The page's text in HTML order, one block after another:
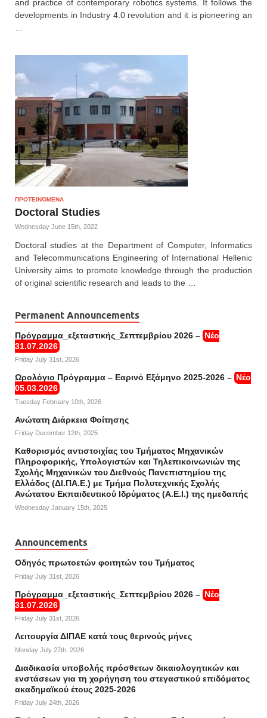
and practice of contemporary robotics systems. It follows the
developments in Industry 4.0 revolution and it is pioneering an
…
ΠΡΟΤΕΙΝΌΜΕΝΑ
Doctoral Studies
Wednesday June 15th, 2022
Doctoral studies at the Department of Computer, Informatics
and Telecommunications Engineering of International Hellenic
University aims to promote knowledge through the production
of original scientific research and leads to the …
Permanent Announcements
Πρόγραμμα_εξεταστικής_Σεπτεμβρίου 2026 – Νέο
31.07.2026
Friday July 31st, 2026
Ωρολόγιο Πρόγραμμα – Εαρινό Εξάμηνο 2025-2026 – Νέο
05.03.2026
Tuesday February 10th, 2026
Ανώτατη Διάρκεια Φοίτησης
Friday December 12th, 2025
Καθορισμός αντιστοιχίας του Τμήματος Μηχανικών
Πληροφορικής, Υπολογιστών και Τηλεπικοινωνιών της
Σχολής Μηχανικών του Διεθνούς Πανεπιστημίου της
Ελλάδος (ΔΙ.ΠΑ.Ε.) με Τμήμα Πολυτεχνικής Σχολής
Ανώτατου Εκπαιδευτικού Ιδρύματος (Α.Ε.Ι.) της ημεδαπής
Wednesday January 15th, 2025
Announcements
Οδηγός πρωτοετών φοιτητών του Τμήματος
Friday July 31st, 2026
Πρόγραμμα_εξεταστικής_Σεπτεμβρίου 2026 – Νέο
31.07.2026
Friday July 31st, 2026
Λειτουργία ΔΙΠΑΕ κατά τους θερινούς μήνες
Monday July 27th, 2026
Διαδικασία υποβολής πρόσθετων δικαιολογητικών και
ενστάσεων για τη χορήγηση του στεγαστικού επιδόματος
ακαδημαϊκού έτους 2025-2026
Friday July 24th, 2026